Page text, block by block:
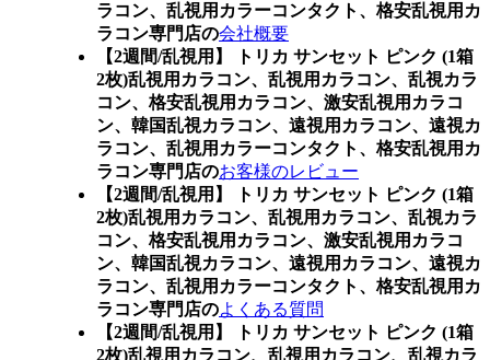
ラコン、乱視用カラーコンタクト、格安乱視用カ
ラコン専門店の会社概要
【2週間/乱視用】 トリカ サンセット ピンク (1箱
2枚)乱視用カラコン、 乱視用カラコン、乱視カラ
コン、格安乱視用カラコン、激安乱視用カラコ
ン、韓国乱視カラコン、遠視用カラコン、遠視カ
ラコン、乱視用カラーコンタクト、格安乱視用カ
ラコン専門店のお客様のレビュー
【2週間/乱視用】 トリカ サンセット ピンク (1箱
2枚)乱視用カラコン、 乱視用カラコン、乱視カラ
コン、格安乱視用カラコン、激安乱視用カラコ
ン、韓国乱視カラコン、遠視用カラコン、遠視カ
ラコン、乱視用カラーコンタクト、格安乱視用カ
ラコン専門店のよくある質問
【2週間/乱視用】 トリカ サンセット ピンク (1箱
2枚)乱視用カラコン、 乱視用カラコン、乱視カラ